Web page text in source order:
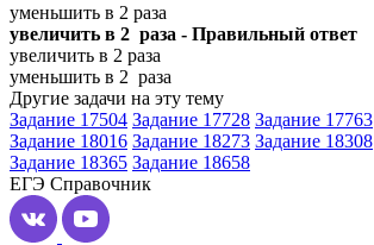
уменьшить в 2 раза
увеличить в 2 раза - Правильный ответ
увеличить в 2 раза
уменьшить в 2 раза
Другие задачи на эту тему
Задание 17504 Задание 17728 Задание 17763
Задание 18016 Задание 18273 Задание 18308
Задание 18365 Задание 18658
ЕГЭ Справочник